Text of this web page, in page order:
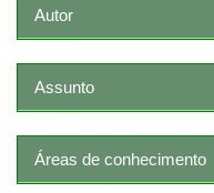
Autor
Assunto
Áreas de conhecimento